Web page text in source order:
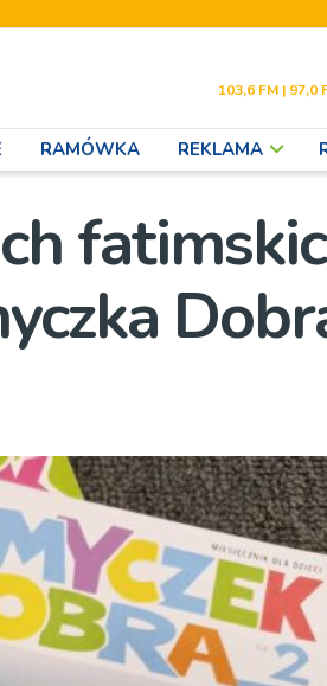
103,6 FM | 97,0
RAMÓWKA REKLAMA